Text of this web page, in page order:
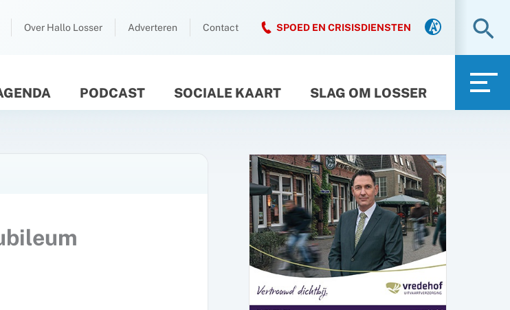
Over Hallo Losser Adverteren Contact SPOED EN CRISISDIENSTEN
PODCAST SOCIALE KAART SLAG OM LOSSER